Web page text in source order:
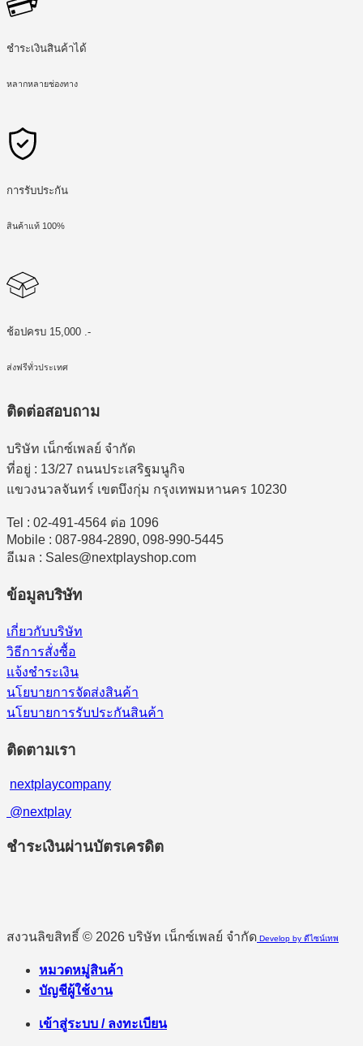
ชำระเงินสินค้าได้
หลากหลายช่องทาง
การรับประกัน
สินค้าแท้ 100%
ช้อปครบ 15,000 .-
ส่งฟรีทั่วประเทศ
ติดต่อสอบถาม
บริษัท เน็กซ์เพลย์ จำกัด
ที่อยู่ : 13/27 ถนนประเสริฐมนูกิจ
แขวงนวลจันทร์ เขตบึงกุ่ม กรุงเทพมหานคร 10230
Tel : 02-491-4564 ต่อ 1096
Mobile : 087-984-2890, 098-990-5445
อีเมล : Sales@nextplayshop.com
ข้อมูลบริษัท
เกี่ยวกับบริษัท
วิธีการสั่งซื้อ
แจ้งชำระเงิน
นโยบายการจัดส่งสินค้า
นโยบายการรับประกันสินค้า
ติดตามเรา
nextplaycompany
@nextplay
ชำระเงินผ่านบัตรเครดิต
สงวนลิขสิทธิ์ © 2026 บริษัท เน็กซ์เพลย์ จำกัด Develop by ดีไซน์เทพ
หมวดหมู่สินค้า
บัญชีผู้ใช้งาน
เข้าสู่ระบบ / ลงทะเบียน